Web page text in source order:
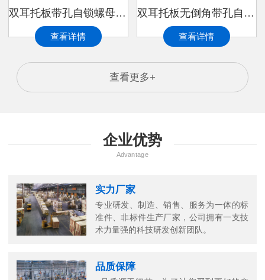
双耳托板带孔自锁螺母 MS 21077HMS 21077H-1999
查看详情
双耳托板无倒角带孔自锁螺母 MS 21077HMS 21077H-1997
查看详情
查看更多+
企业优势
Advantage
实力厂家
专业研发、制造、销售、服务为一体的标
准件、非标件生产厂家，公司拥有一支技
术力量强的科技研发创新团队。
品质保障